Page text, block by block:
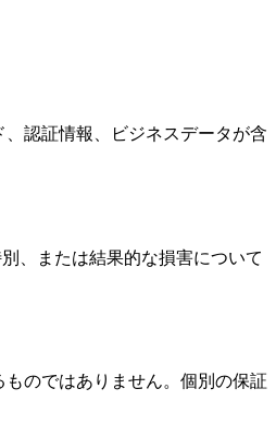
認証情報、ビジネスデータが含
、または結果的な損害について
のではありません。個別の保証